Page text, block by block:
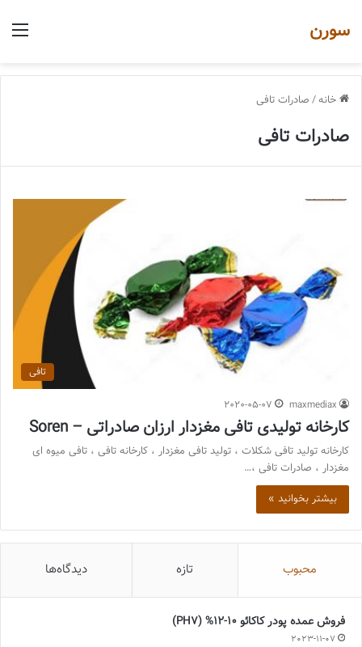
سورن
خانه/ صادرات تافی
صادرات تافی
تافی
maxmediax
2020-05-07
کارخانه تولیدی تافی مغزدار ارزان صادراتی – Soren
کارخانه تولید تافی شکلات ، تولید تافی مغزدار ، کارخانه تافی ، تافی میوه ای
مغزدار ، صادرات تافی ،…
بیشتر بخوانید »
محبوب تازه دیدگاه‌ها
فروش عمده پودر کاکائو 10-12% (PH7)
2023-11-07